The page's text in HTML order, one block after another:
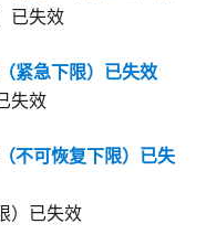
已失效
紧急下限）已失效
失效
不可恢复下限）已失
）已失效